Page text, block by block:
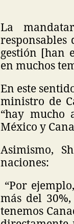
La
gestión [han
en muchos
En este
ministro de
“hay mucho
México y
Asimismo,
naciones:
“Por
más del
tenemos